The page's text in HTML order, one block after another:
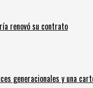
renovó su contrato
generacionales y una